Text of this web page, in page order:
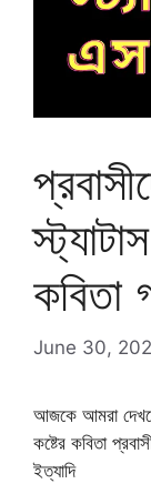
কবিতা
June 30,
আজকে আমরা দেখবো
কষ্টের কবিতা
ইত্যাদি